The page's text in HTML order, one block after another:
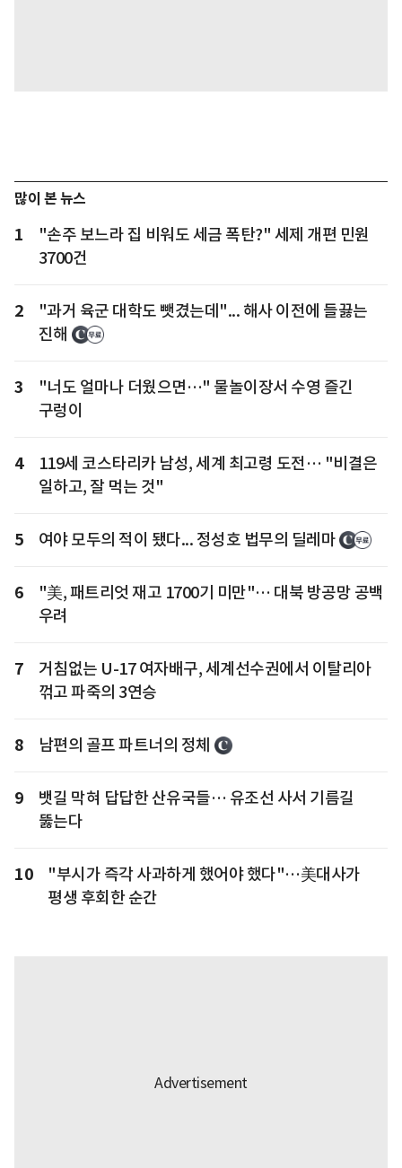
많이 본 뉴스
1
"손주 보느라 집 비워도 세금 폭탄?" 세제 개편 민원
3700건
2
"과거 육군 대학도 뺏겼는데"... 해사 이전에 들끓는
진해
3
"너도 얼마나 더웠으면…" 물놀이장서 수영 즐긴
구렁이
4
119세 코스타리카 남성, 세계 최고령 도전… "비결은
일하고, 잘 먹는 것"
5 여야 모두의 적이 됐다... 정성호 법무의 딜레마
6
"美, 패트리엇 재고 1700기 미만"… 대북 방공망 공백
우려
7
거침없는 U-17 여자배구, 세계선수권에서 이탈리아
꺾고 파죽의 3연승
8 남편의 골프 파트너의 정체
9
뱃길 막혀 답답한 산유국들… 유조선 사서 기름길
뚫는다
10
"부시가 즉각 사과하게 했어야 했다"…美대사가
평생 후회한 순간